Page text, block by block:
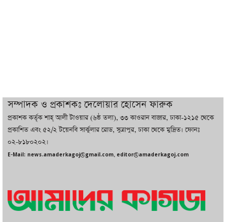
দুবাইয়ে বেনজীরের জামিন বাতিল করতে ল
ফার্ম নিয়োগ করেছে সরকার
করা হবে : পররাষ্ট্র প্রতিমন্ত্রী
সম্পাদক ও প্রকাশকঃ দেলোয়ার হোসেন ফারুক
প্রকাশক কর্তৃক শাহ্ আলী টাওয়ার (৬ষ্ঠ তলা), ৩৩ কাওরান বাজার, ঢাকা-১২১৫ থেকে
প্রকাশিত এবং ৫২/২ টয়েনবি সার্কুলার রোড, সুত্রাপুর, ঢাকা থেকে মুদ্রিত। ফোনঃ
০২-৮১৮০২০২।
E-Mail: news.amaderkagoj@gmail.com, editor@amaderkagoj.com